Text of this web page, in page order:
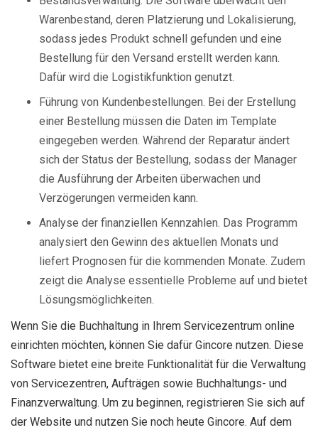
Warenbestand, deren Platzierung und Lokalisierung,
sodass jedes Produkt schnell gefunden und eine
Bestellung für den Versand erstellt werden kann.
Dafür wird die Logistikfunktion genutzt.
Führung von Kundenbestellungen. Bei der Erstellung
einer Bestellung müssen die Daten im Template
eingegeben werden. Während der Reparatur ändert
sich der Status der Bestellung, sodass der Manager
die Ausführung der Arbeiten überwachen und
Verzögerungen vermeiden kann.
Analyse der finanziellen Kennzahlen. Das Programm
analysiert den Gewinn des aktuellen Monats und
liefert Prognosen für die kommenden Monate. Zudem
zeigt die Analyse essentielle Probleme auf und bietet
Lösungsmöglichkeiten.
Wenn Sie die Buchhaltung in Ihrem Servicezentrum online
einrichten möchten, können Sie dafür Gincore nutzen. Diese
Software bietet eine breite Funktionalität für die Verwaltung
von Servicezentren, Aufträgen sowie Buchhaltungs- und
Finanzverwaltung. Um zu beginnen, registrieren Sie sich auf
der Website und nutzen Sie noch heute Gincore. Auf dem